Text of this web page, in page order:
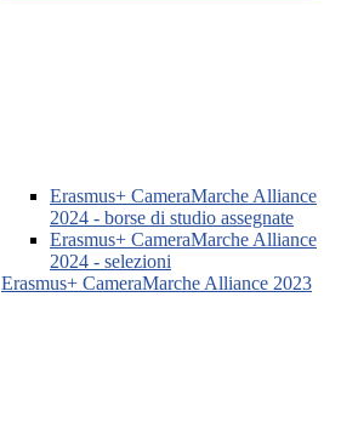
Erasmus+ CameraMarche Alliance
2024 - borse di studio assegnate
Erasmus+ CameraMarche Alliance
2024 - selezioni
Erasmus+ CameraMarche Alliance 2023